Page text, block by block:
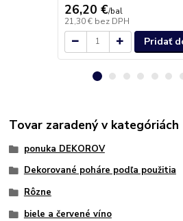
26,20 €/bal
21,30 € bez DPH
Pridať
Tovar zaradený v kategóriách
ponuka DEKOROV
Dekorované poháre podľa použitia
Rôzne
biele a červené víno